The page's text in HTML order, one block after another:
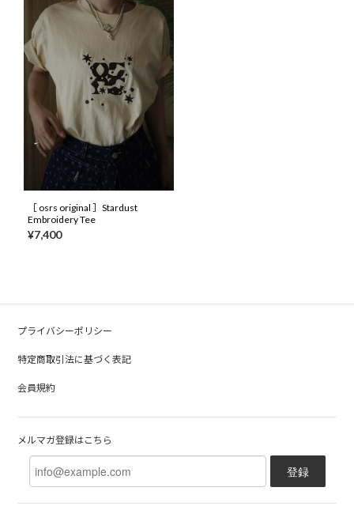
［ osrs original ］Stardust
Embroidery Tee
¥7,400
プライバシーポリシー
特定商取引法に基づく表記
会員規約
メルマガ登録はこちら
登録